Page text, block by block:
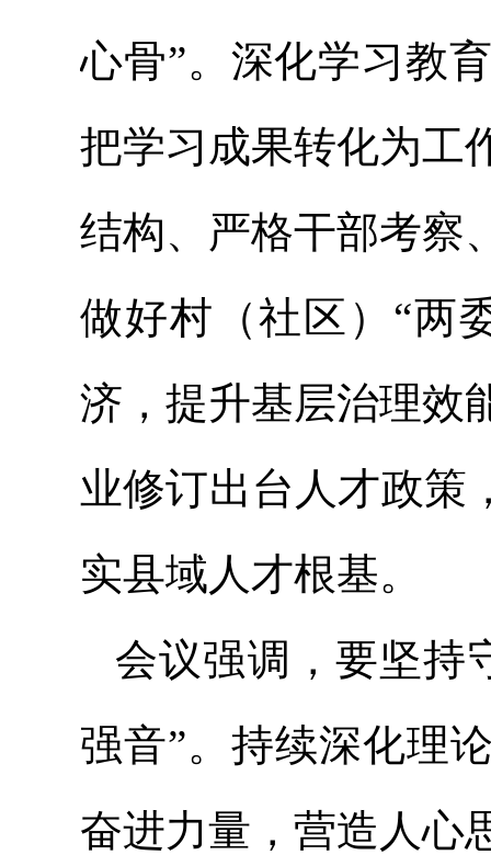
心骨”。深化学习教
把学习成果转化为工
结构、严格干部考察
做好村（社区）“两
济，提升基层治理效
业修订出台人才政策
实县域人才根基。
会议强调，要坚持
强音”。持续深化理
奋进力量，营造人心